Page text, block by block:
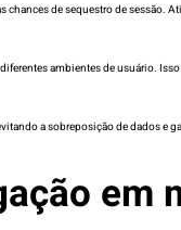
de sequestro de
ambientes de usuário.
a sobreposição de dados e
em